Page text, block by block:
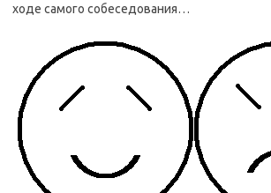
ходе самого собеседования…